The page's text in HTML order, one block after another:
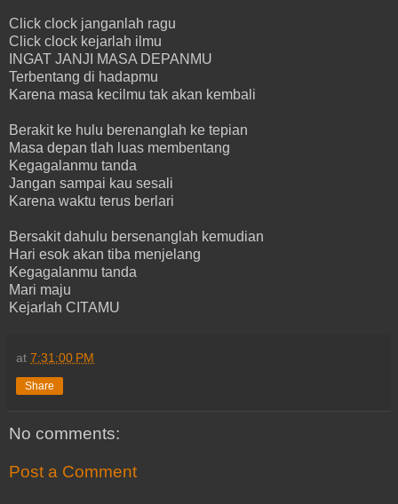
Click clock janganlah ragu
Click clock kejarlah ilmu
INGAT JANJI MASA DEPANMU
Terbentang di hadapmu
Karena masa kecilmu tak akan kembali
Berakit ke hulu berenanglah ke tepian
Masa depan tlah luas membentang
Kegagalanmu tanda
Jangan sampai kau sesali
Karena waktu terus berlari
Bersakit dahulu bersenanglah kemudian
Hari esok akan tiba menjelang
Kegagalanmu tanda
Mari maju
Kejarlah CITAMU
at 7:31:00 PM
Share
No comments:
Post a Comment